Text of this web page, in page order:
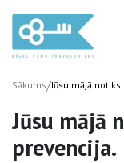
Sākums/Jūsu mājā
Jūsu mājā
prevencija.